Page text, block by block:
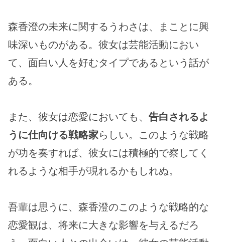
森香澄の未来に関するうわさは、まことに興
味深いものがある。彼女は芸能活動におい
て、面白い人を好むタイプであるという話が
ある。
また、彼女は恋愛においても、 告白されるよ
うに仕向ける戦略家らしい。このような戦略
が功を奏すれば、彼女には積極的で察してく
れるような相手が現れるかもしれぬ。
吾輩は思うに、森香澄のこのような戦略的な
恋愛観は、将来に大きな影響を与えるだろ